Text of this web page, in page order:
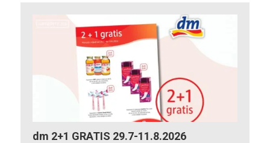
dm 2+1 GRATIS 29.7-11.8.2026